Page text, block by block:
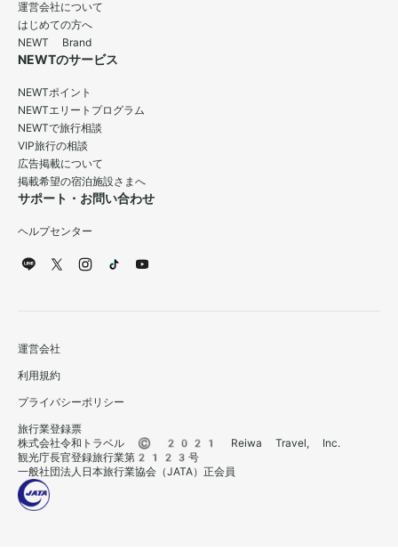
運営会社について
はじめての方へ
NEWT Brand
NEWTのサービス
NEWTポイント
NEWTエリートプログラム
NEWTで旅行相談
VIP旅行の相談
広告掲載について
掲載希望の宿泊施設さまへ
サポート・お問い合わせ
ヘルプセンター
運営会社
利用規約
プライバシーポリシー
旅行業登録票
株式会社令和トラベル © 2021 Reiwa Travel, Inc.
観光庁長官登録旅行業第2123号
一般社団法人日本旅行業協会（JATA）正会員